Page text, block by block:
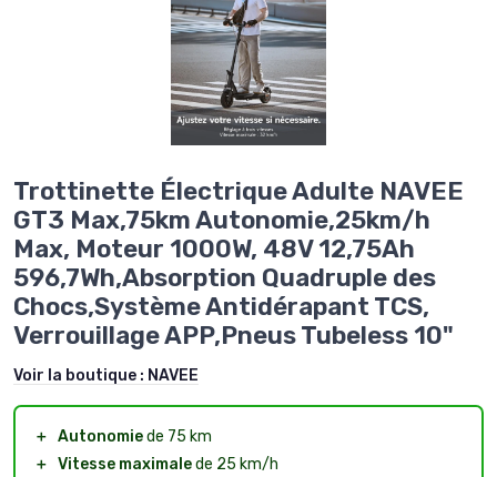
Trottinette Électrique Adulte NAVEE
GT3 Max,75km Autonomie,25km/h
Max, Moteur 1000W, 48V 12,75Ah
596,7Wh,Absorption Quadruple des
Chocs,Système Antidérapant TCS,
Verrouillage APP,Pneus Tubeless 10"
Voir la boutique : NAVEE
＋ Autonomiede 75 km
＋ Vitesse maximalede 25 km/h